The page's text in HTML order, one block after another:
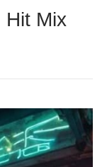
Hit Mix